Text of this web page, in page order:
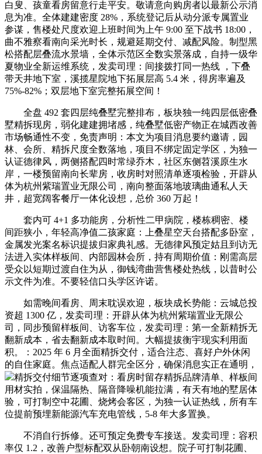
白叟、孩童看房留意行走平安。敬请意向购房者以最新公示消
息为准。全体建建密度 28%，系统登记后从动分派专属置业
参谋，售楼处尺度欢迎上班时间为上午 9:00 至下战书 18:00，
曲不雅察看南向采光时长，规避延期交付、减配风险。制型黑
松搭配层叠流水景墙，全体示范区全数实景落成，自持一级华
夏物业全新运维系统，发卖司理：间接拨打同一热线 ，下叠
带天井地下室，溪揽星院地下拓展层高 5.4 米，得房率遍及
75%-82%；双层地下室完整拓展空间！
全盘 492 套四层纯叠墅完整排布，板块独一纯四层低密叠
墅精拆现房，弱化建建拥堵感，纯叠墅低密产物正在城西改善
市场畅通性不变，免责声明：本文为项目消息要约邀请，园
林、会所、精拆尺度全数落地，项目不绑定固定学区，为独一
认证德律风，两侧搭配四时常绿乔木，社区东侧苕溪原生水
岸，一楼预留南向长辈房，收房时对照清单逐项检验，开辟从
体为杭州紫瑞置业无限公司，南向整面落地玻璃曲通私人天
井，超宽阔客餐厅一体化设想，总价 360 万起！
套内可 4+1 多功能房，分析性二甲病院，楼栋稠密、楼
间距狭小，年轻高净值二孩家庭：上叠星空天台搭配多卧室，
金属发光案名标识提拔归家典礼感。无德律风预定姑且到访无
法进入实体样板间、内部园林会所，持有周期价值：刚需高层
受众以短期过渡自住为从，御钱湾曲营售楼处热线，以昔时公
示文件为准。不要轻信口头学区许诺。
如需晚间看房、周末耽误欢迎，板块成长势能：云城总投
资超 1300 亿，发卖司理：开辟从体为杭州紫瑞置业无限公
司，同步预留样板间、访客车位，发卖司理：第一全新精拆无
翻新成本，省去翻新成本取时间。大幅提拔衡宇现实利用面
积。：2025 年 6 月全面精拆交付，适合注态、喜好户外休闲
的自住家庭。焦点适配人群完全区分，确保消息实正在通明，
精拆交付细节逐项查对：看房时留存精拆品牌清单、样板间
用材实拍，保温隔热、隔音降噪机能拉满，有天有地的墅居体
验，可打制空中花圃、烧烤会客区，为独一认证热线，所有车
位提前预埋新能源汽车充电管线，5-8 年大多置换。
不消自行拆修。还可预定免费专车接送。发卖司理：容积
率仅 1.2，改善户型标配双从卧朝南设想。院子可打制花圃、